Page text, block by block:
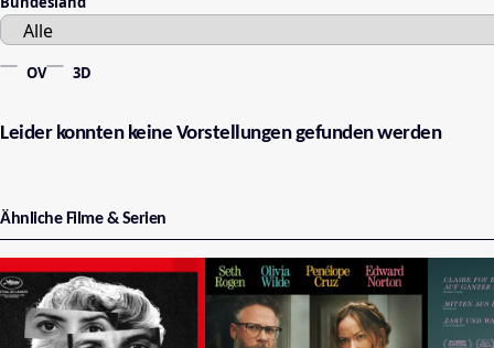
OV 3D
Leider konnten keine Vorstellungen gefunden werden
Ähnliche Filme & Serien